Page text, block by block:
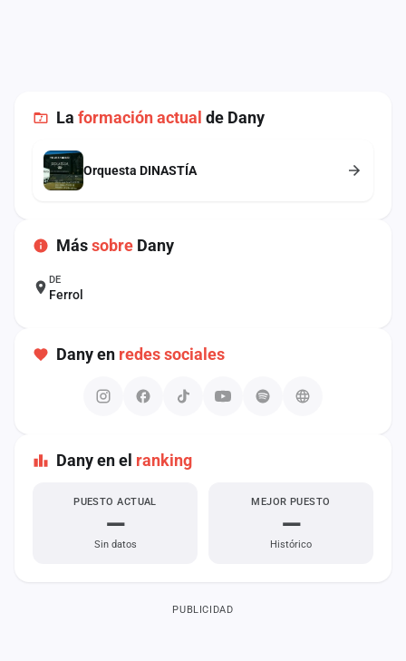
La formación actual de Dany
Orquesta DINASTÍA
Mássobre Dany
DE
Ferrol
Dany en redes sociales
Dany en el ranking
PUESTO ACTUAL
—
Sin datos
MEJOR PUESTO
—
Histórico
PUBLICIDAD